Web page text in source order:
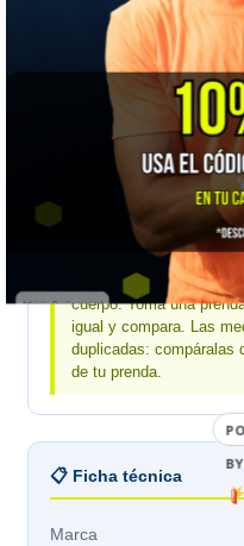
Nox · medidas de la
MEDIDA
Largo total
Contorno de pecho
Mide una prenda
son de la prenda
cuerpo. Toma una
igual y compara. Las
duplicadas: compáralas
de tu prenda.
📋 Ficha técnica
Marca
BY